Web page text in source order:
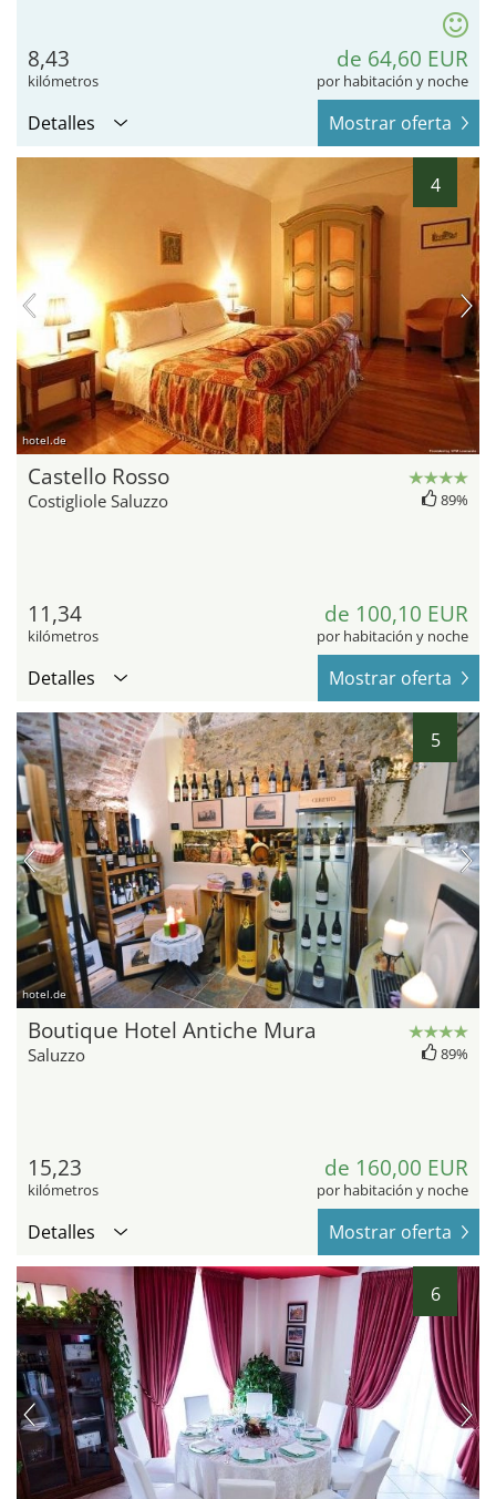
8,43
kilómetros
de 64,60 EUR
por habitación y noche
Detalles Mostrar oferta
4
hotel.de
Castello Rosso
Costigliole Saluzzo 89%
11,34
kilómetros
de 100,10 EUR
por habitación y noche
Detalles Mostrar oferta
5
hotel.de
Boutique Hotel Antiche Mura
Saluzzo 89%
15,23
kilómetros
de 160,00 EUR
por habitación y noche
Detalles Mostrar oferta
6